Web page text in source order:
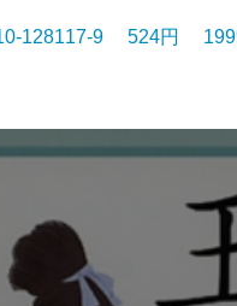
128117-9 524円